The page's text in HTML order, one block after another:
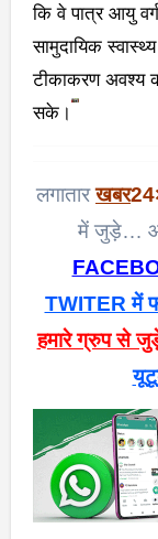
कि वे पात्र आयु
सामुदायिक
टीकाकरण अवश्य
सके।
लगातारखबर
में जुड़े…
TWITER में
हमारे ग्रुप से